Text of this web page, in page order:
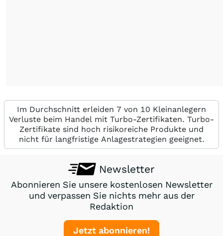
Im Durchschnitt erleiden 7 von 10 Kleinanlegern
Verluste beim Handel mit Turbo-Zertifikaten. Turbo-
Zertifikate sind hoch risikoreiche Produkte und
nicht für langfristige Anlagestrategien geeignet.
Newsletter
Abonnieren Sie unsere kostenlosen Newsletter
und verpassen Sie nichts mehr aus der
Redaktion
Jetzt abonnieren!